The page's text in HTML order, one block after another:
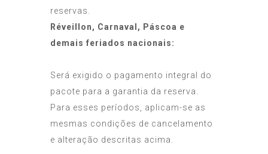
reservas.
Réveillon, Carnaval, Páscoa e
demais feriados nacionais:
Será exigido o pagamento integral do
pacote para a garantia da reserva.
Para esses períodos, aplicam-se as
mesmas condições de cancelamento
e alteração descritas acima.